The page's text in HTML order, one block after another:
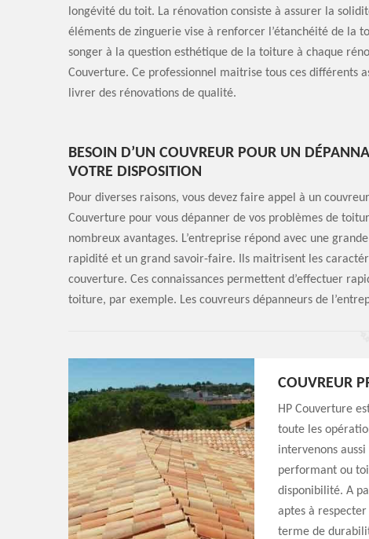
longévité du toit. La rénovation consiste à assurer la
éléments de zinguerie vise à renforcer l’étanchéité de la
songer à la question esthétique de la toiture à chaque
Couverture. Ce professionnel maitrise tous ces différents
livrer des rénovations de qualité.
BESOIN D’UN COUVREUR POUR UN
VOTRE DISPOSITION
Pour diverses raisons, vous devez faire appel à un
Couverture pour vous dépanner de vos problèmes de
nombreux avantages. L’entreprise répond avec une
rapidité et un grand savoir-faire. Ils maitrisent les
couverture. Ces connaissances permettent d’effectuer
toiture, par exemple. Les couvreurs dépanneurs de
COUVREUR
HP Couverture
toute les
intervenons
performant ou
disponibilité. A
aptes à
terme de